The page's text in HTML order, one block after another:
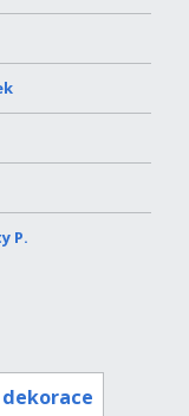
P.
dekorace